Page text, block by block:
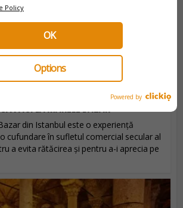
FACI LA MARELE BAZAR
din Istanbul este o experiență
cufundare în sufletul comercial secular al
a evita rătăcirea și pentru a-i aprecia pe
Policy
Options
OK
Powered by